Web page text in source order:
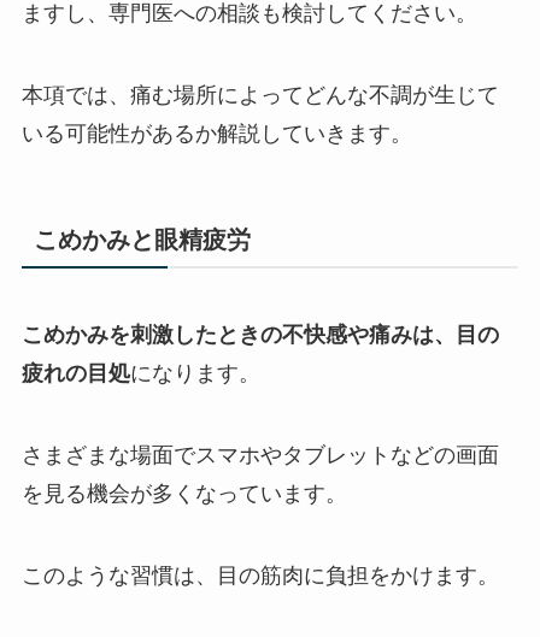
ますし、専門医への相談も検討してください。
本項では、痛む場所によってどんな不調が生じて
いる可能性があるか解説していきます。
こめかみと眼精疲労
こめかみを刺激したときの不快感や痛みは、目の
疲れの目処になります。
さまざまな場面でスマホやタブレットなどの画面
を見る機会が多くなっています。
このような習慣は、目の筋肉に負担をかけます。